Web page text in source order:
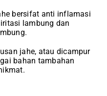
bersifat anti inflamasi
lambung dan
jahe, atau dicampur
bahan tambahan